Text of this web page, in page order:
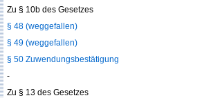
Zu § 10b des Gesetzes
§ 48 (weggefallen)
§ 49 (weggefallen)
§ 50 Zuwendungsbestätigung
-
Zu § 13 des Gesetzes